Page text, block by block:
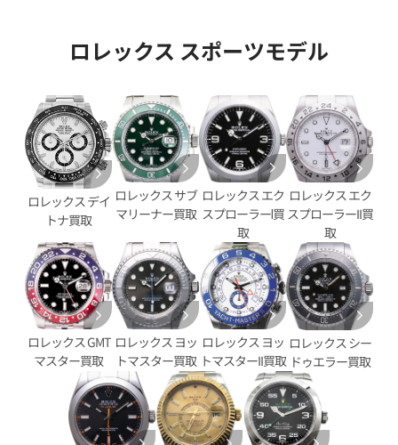
イトジャスト YG/SS ゴール
日時点の参考買取価格です
ロレックス デイトジャスト
参考買取価格
2,890,000円
※2025年11月時点の参考買取
ロレックス スポーツモデル
ロレックス デイ
トナ買取
ロレックス サブ
マリーナー買取
ロレックス エク
スプローラーⅠ買
取
ロレックス エク
スプローラーII買
取
ロレックス GMT
マスター買取
ロレックス ヨッ
トマスター買取
ロレックス ヨッ
トマスターII買取
ロレックス シー
ドゥエラー買取